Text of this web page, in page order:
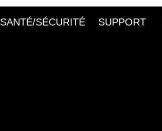
SANTÉ/SÉCURITÉ SUPPORT